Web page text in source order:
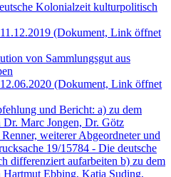
Kolonialzeit kulturpolitisch
(Dokument, Link öffnet
von Sammlungsgut aus
(Dokument, Link öffnet
und Bericht: a) zu dem
Marc Jongen, Dr. Götz
weiterer Abgeordneter und
19/15784 - Die deutsche
differenziert aufarbeiten b) zu dem
Hartmut Ebbing, Katja Suding,